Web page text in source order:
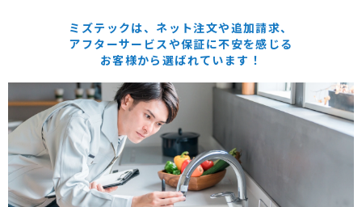
ミズテックは、ネット注文や追加請求、
アフターサービスや保証に不安を感じる
お客様から選ばれています！